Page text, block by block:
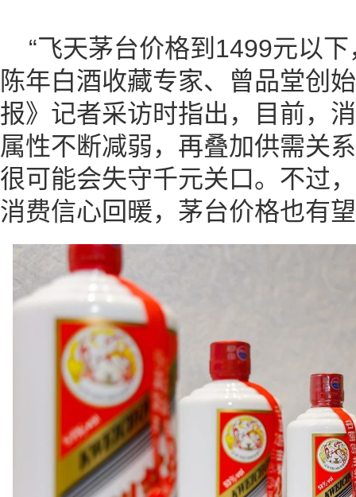
“飞天茅台价格到1499元以
陈年白酒收藏专家、曾品堂创
报》记者采访时指出，目前，
属性不断减弱，再叠加供需关
很可能会失守千元关口。不过
消费信心回暖，茅台价格也有